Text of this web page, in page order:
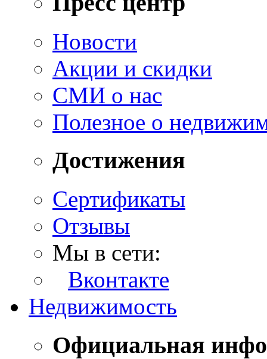
Новости
Акции и скидки
СМИ о нас
Полезное о
Достижения
Сертификаты
Отзывы
Мы в сети:
Вконтакте
Недвижимость
Официальная